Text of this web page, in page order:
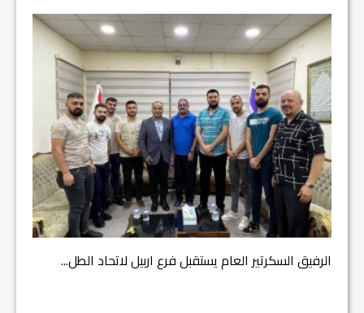
الرفيق السكرتير العام يستقبل فرع اربيل لاتحاد الطل...